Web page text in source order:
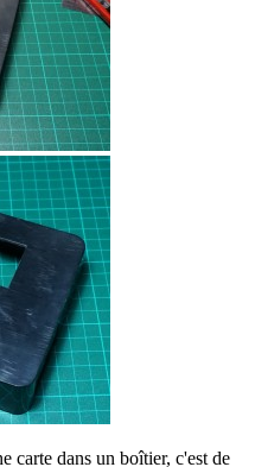
carte dans un boîtier, c'est de